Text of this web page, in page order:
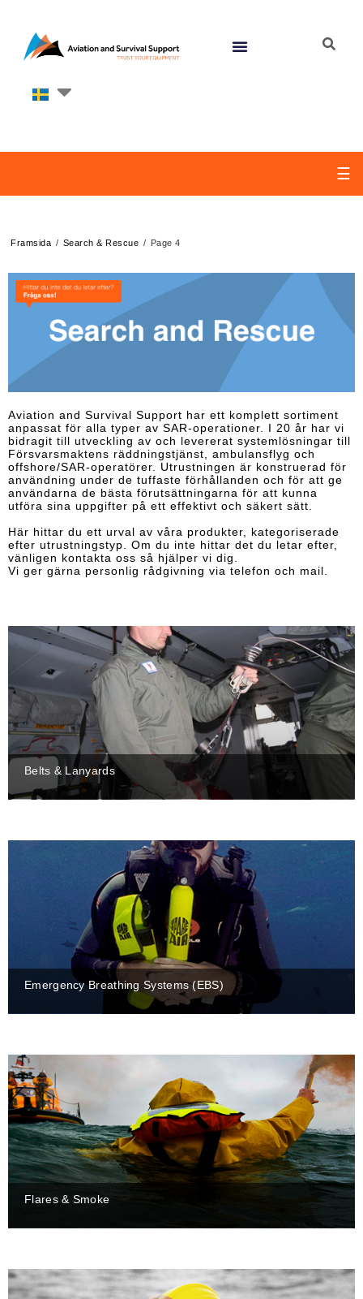
☰
Framsida / Search & Rescue / Page 4
Aviation and Survival Support har ett komplett sortiment
anpassat för alla typer av SAR-operationer. I 20 år har vi
bidragit till utveckling av och levererat systemlösningar till
Försvarsmaktens räddningstjänst, ambulansflyg och
offshore/SAR-operatörer. Utrustningen är konstruerad för
användning under de tuffaste förhållanden och för att ge
användarna de bästa förutsättningarna för att kunna
utföra sina uppgifter på ett effektivt och säkert sätt.
Här hittar du ett urval av våra produkter, kategoriserade
efter utrustningstyp. Om du inte hittar det du letar efter,
vänligen kontakta oss så hjälper vi dig.
Vi ger gärna personlig rådgivning via telefon och mail.
Belts & Lanyards
Emergency Breathing Systems (EBS)
Flares & Smoke